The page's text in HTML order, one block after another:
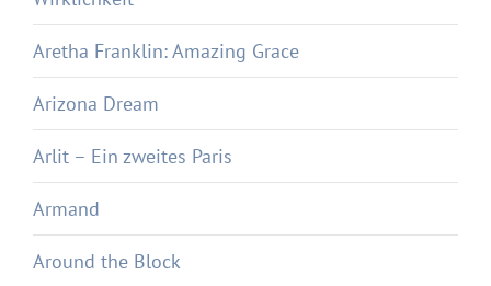
Aretha Franklin: Amazing Grace
Arizona Dream
Arlit – Ein zweites Paris
Armand
Around the Block